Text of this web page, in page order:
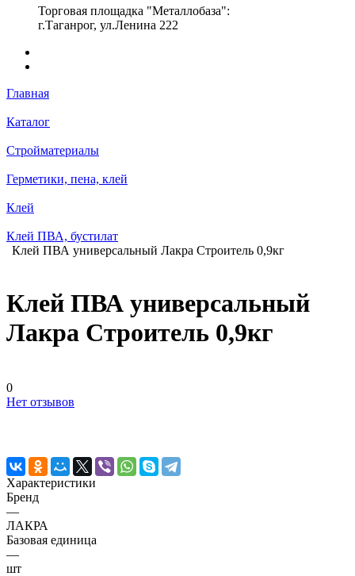
Торговая площадка "Металлобаза":
г.Таганрог, ул.Ленина 222
Главная
Каталог
Стройматериалы
Герметики, пена, клей
Клей
Клей ПВА, бустилат
Клей ПВА универсальный Лакра Строитель 0,9кг
Клей ПВА универсальный
Лакра Строитель 0,9кг
0
Нет отзывов
Характеристики
Бренд
—
ЛАКРА
Базовая единица
—
шт